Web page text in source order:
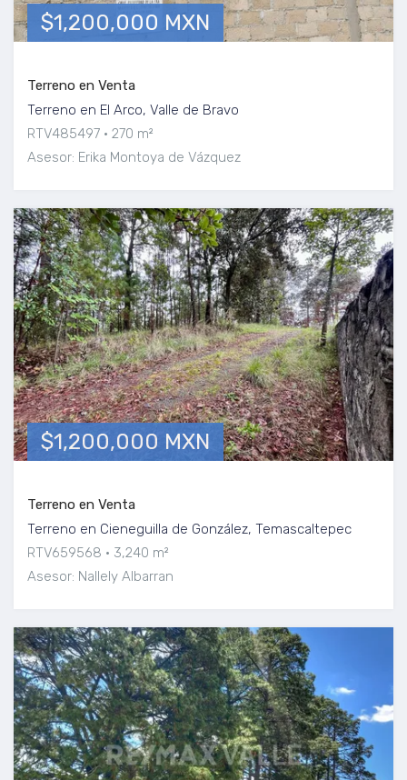
$1,200,000 MXN
Terreno en Venta
Terreno en El Arco, Valle de Bravo
RTV485497
270 m²
Asesor: Erika Montoya de Vázquez
$1,200,000 MXN
Terreno en Venta
Terreno en Cieneguilla de González, Temascaltepec
RTV659568
3,240 m²
Asesor: Nallely Albarran